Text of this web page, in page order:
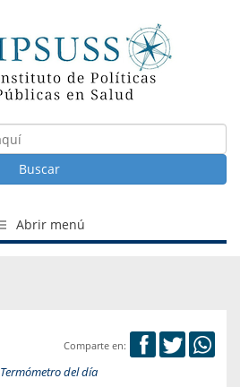
Buscar
Abrir menú
Comparte en:
Termómetro del día